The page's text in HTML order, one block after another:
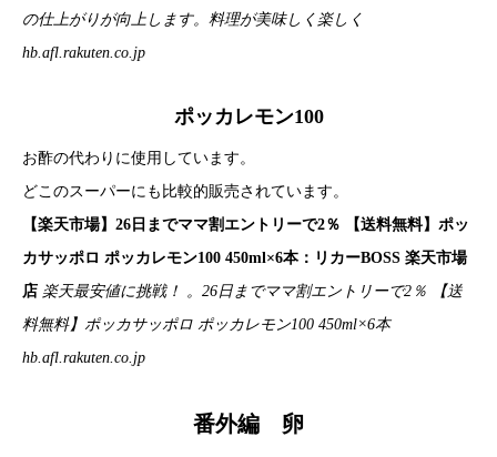
の仕上がりが向上します。料理が美味しく楽しく
hb.afl.rakuten.co.jp
ポッカレモン100
お酢の代わりに使用しています。
どこのスーパーにも比較的販売されています。
【楽天市場】26日までママ割エントリーで2％ 【送料無料】ポッ
カサッポロ ポッカレモン100 450ml×6本：リカーBOSS 楽天市場
店 楽天最安値に挑戦！ 。26日までママ割エントリーで2％ 【送
料無料】ポッカサッポロ ポッカレモン100 450ml×6本
hb.afl.rakuten.co.jp
番外編 卵